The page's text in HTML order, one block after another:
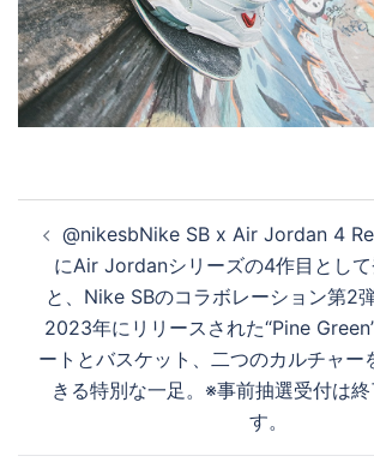
稿
ビ
ョ
@nikesbNike SB x Air Jordan 4
にAir Jordanシリーズの4作目とし
と、Nike SBのコラボレーション第2
2023年にリリースされた“Pine
ートとバスケット、二つのカルチャー
きる特別な一足。※事前抽選受付は終
す。